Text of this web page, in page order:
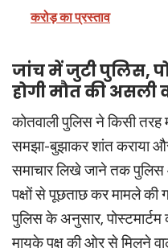
करोड़ का प्रस्ताव
जांच में जुटी पुलिस,
होगी मौत की असली
कोतवाली पुलिस ने किसी
समझा-बुझाकर शांत कराया
समाचार लिखे जाने तक पुलिस
पक्षों से पूछताछ कर मामले
पुलिस के अनुसार,
मायके पक्ष की ओर से मिलने